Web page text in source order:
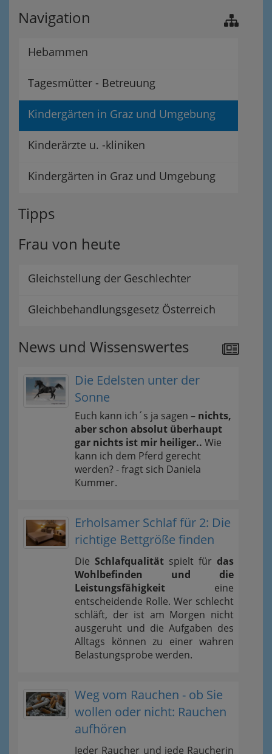
Navigation
Hebammen
Tagesmütter - Betreuung
Kindergärten in Graz und Umgebung
Kinderärzte u. -kliniken
Kindergärten in Graz und Umgebung
Tipps
Frau von heute
Gleichstellung der Geschlechter
Gleichbehandlungsgesetz Österreich
News und Wissenswertes
Die Edelsten unter der
Sonne
Euch kann ich´s ja sagen – nichts,
aber schon absolut überhaupt
gar nichts ist mir heiliger.. Wie
kann ich dem Pferd gerecht
werden? - fragt sich Daniela
Kummer.
Erholsamer Schlaf für 2: Die
richtige Bettgröße finden
Die Schlafqualität spielt für das
Wohlbefinden und die
Leistungsfähigkeit eine
entscheidende Rolle. Wer schlecht
schläft, der ist am Morgen nicht
ausgeruht und die Aufgaben des
Alltags können zu einer wahren
Belastungsprobe werden.
Weg vom Rauchen - ob Sie
wollen oder nicht: Rauchen
aufhören
Jeder Raucher und jede Raucherin